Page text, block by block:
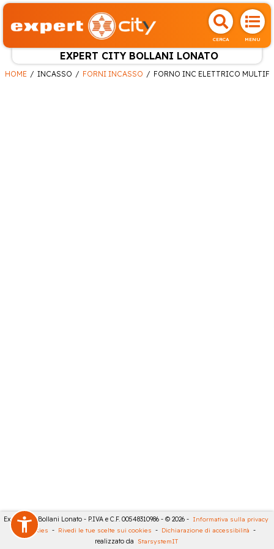
CERCA MENU
EXPERT CITY BOLLANI LONATO
HOME INCASSO FORNI INCASSO FORNO INC ELETTRICO MULTIF
Expert City Bollani Lonato - P.IVA e C.F. 00548310986 - © 2026 - Informativa sulla privacy
Cookies - Rivedi le tue scelte sui cookies - Dichiarazione di accessibilità -
realizzato da StarsystemIT